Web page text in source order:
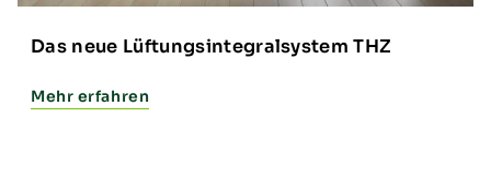
Das neue Lüftungsintegralsystem THZ
Mehr erfahren